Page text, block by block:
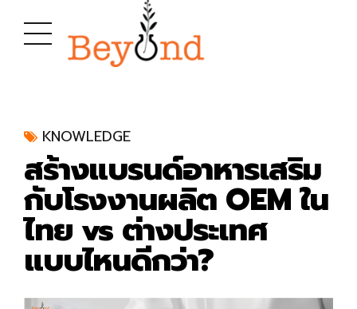
KNOWLEDGE
สร้างแบรนด์อาหารเสริม
กับโรงงานผลิต OEM ใน
ไทย vs ต่างประเทศ
แบบไหนดีกว่า?